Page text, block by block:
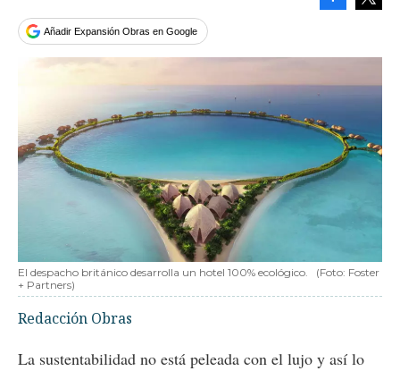
Añadir Expansión Obras en Google
El despacho británico desarrolla un hotel 100% ecológico.
(Foto: Foster
+ Partners)
Redacción Obras
La sustentabilidad no está peleada con el lujo y así lo